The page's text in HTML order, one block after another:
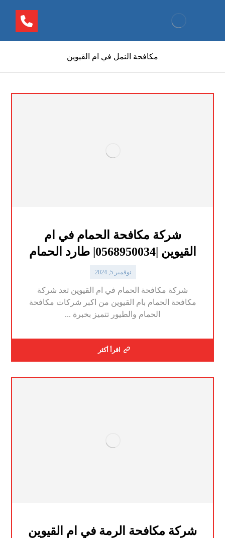
مكافحة النمل في ام القيوين
شركة مكافحة الحمام في ام
القيوين |0568950034| طارد الحمام
نوفمبر 5, 2024
شركة مكافحة الحمام في ام القيوين تعد شركة
مكافحة الحمام بام القيوين من اكبر شركات مكافحة
الحمام والطيور تتميز بخبرة ...
اقرأ أكثر
شركة مكافحة الرمة في ام القيوين